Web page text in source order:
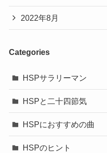
2022年8月
Categories
HSPサラリーマン
HSPと二十四節気
HSPにおすすめの曲
HSPのヒント